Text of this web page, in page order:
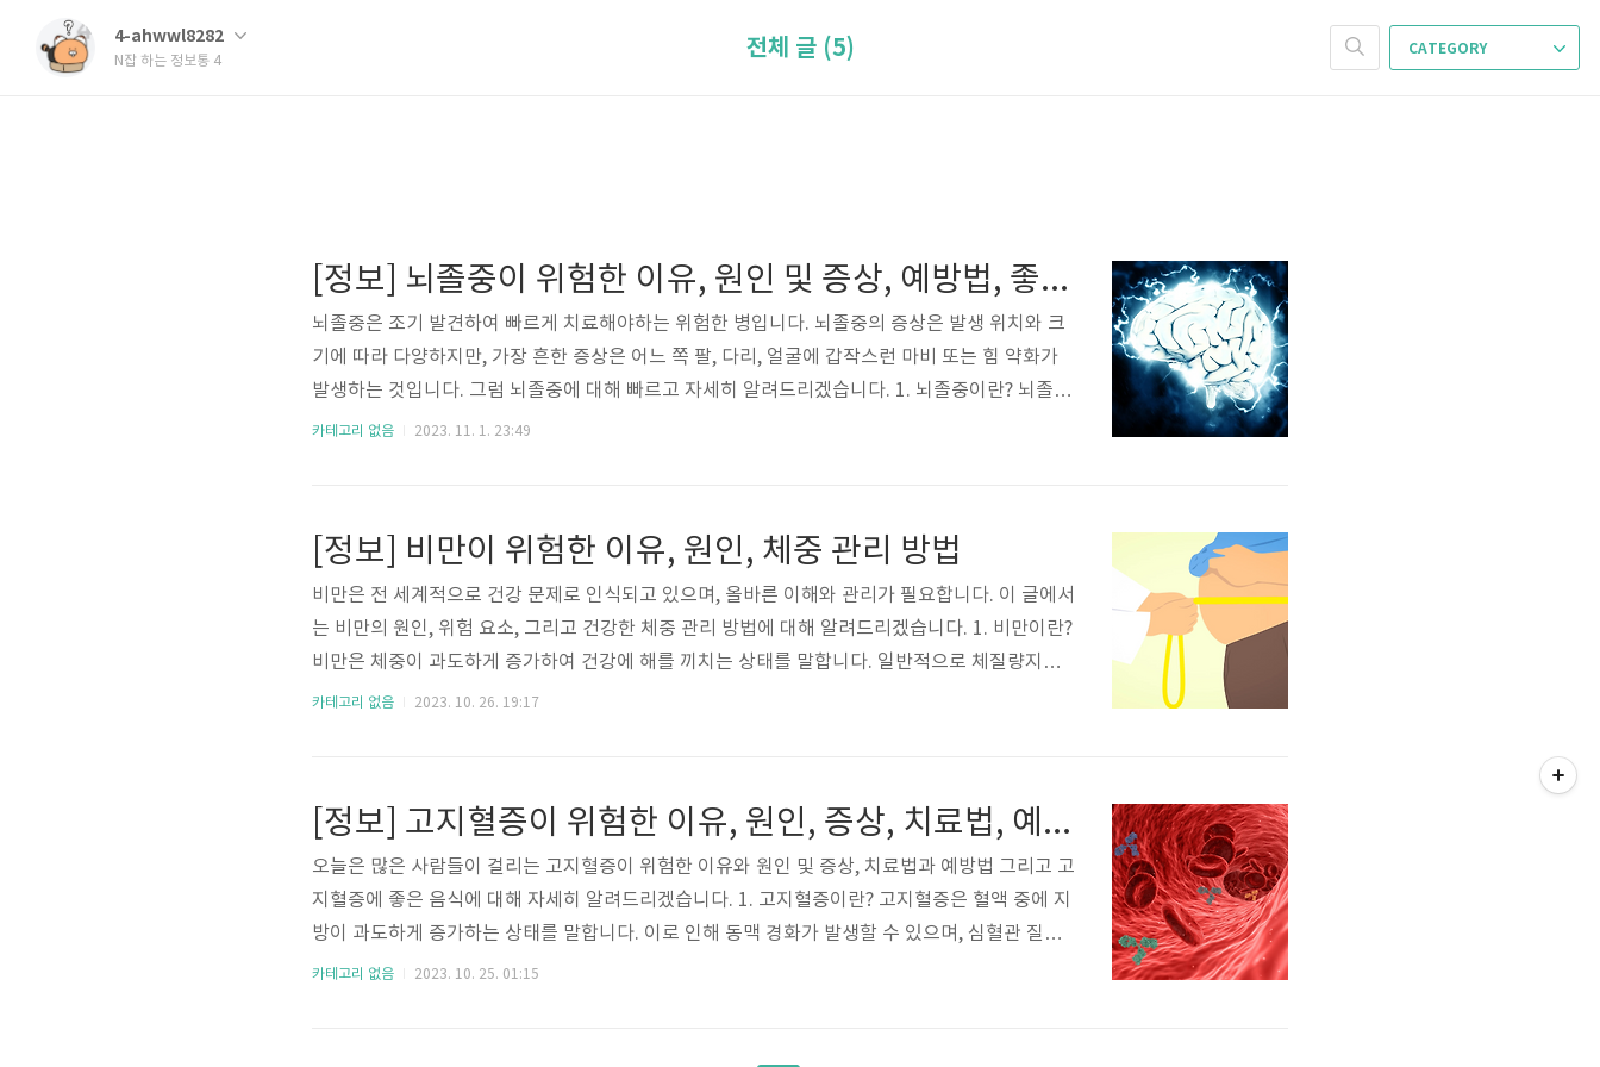
4-ahwwl8282
N잡 하는 정보통 4
CATEGORY
전체 글 (5)
[정보] 뇌졸중이 위험한 이유, 원인 및 증상, 예방법, 좋은 음식
뇌졸중은 조기 발견하여 빠르게 치료해야하는 위험한 병입니다. 뇌졸중의 증상은 발생 위치와 크
기에 따라 다양하지만, 가장 흔한 증상은 어느 쪽 팔, 다리, 얼굴에 갑작스런 마비 또는 힘 약화가
발생하는 것입니다. 그럼 뇌졸중에 대해 빠르고 자세히 알려드리겠습니다. 1. 뇌졸중이란? 뇌졸중
은 뇌의 혈류가 일시적으로 또는 영구적으로 차단되어 뇌세포가 손상되거나 죽는 상태를 말합니
장 질환 등과 같은 다양한 위험 요소가 ..
카테고리 없음 2023. 11. 1. 23:49
[정보] 비만이 위험한 이유, 원인, 체중 관리 방법
비만은 전 세계적으로 건강 문제로 인식되고 있으며, 올바른 이해와 관리가 필요합니다. 이 글에서
는 비만의 원인, 위험 요소, 그리고 건강한 체중 관리 방법에 대해 알려드리겠습니다. 1. 비만이란?
비만은 체중이 과도하게 증가하여 건강에 해를 끼치는 상태를 말합니다. 일반적으로 체질량지수
(BMI)가 30 이상인 경우 비만으로 분류됩니다. 비만의 원인은 여러 가지가 있지만, 주로 칼로리
생할 수 있으며, 수면 무..
카테고리 없음 2023. 10. 26. 19:17
[정보] 고지혈증이 위험한 이유, 원인, 증상, 치료법, 예방법, 좋은 음식
오늘은 많은 사람들이 걸리는 고지혈증이 위험한 이유와 원인 및 증상, 치료법과 예방법 그리고 고
지혈증에 좋은 음식에 대해 자세히 알려드리겠습니다. 1. 고지혈증이란? 고지혈증은 혈액 중에 지
방이 과도하게 증가하는 상태를 말합니다. 이로 인해 동맥 경화가 발생할 수 있으며, 심혈관 질환
의 원인이 될 수 있습니다. 고지혈증 정보 2. 고지혈증의 원인 고지혈증의 원인은 주로 식습관, 유
카테고리 없음 2023. 10. 25. 01:15